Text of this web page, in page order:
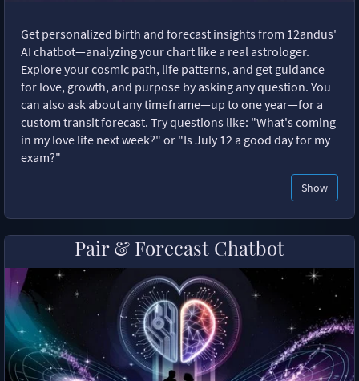
Get personalized birth and forecast insights from 12andus'
AI chatbot—analyzing your chart like a real astrologer.
Explore your cosmic path, life patterns, and get guidance
for love, growth, and purpose by asking any question. You
can also ask about any timeframe—up to one year—for a
custom transit forecast. Try questions like: "What's coming
in my love life next week?" or "Is July 12 a good day for my
exam?"
Show
Pair & Forecast Chatbot